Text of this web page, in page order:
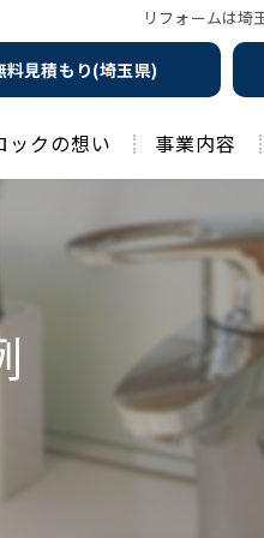
リフォームは埼
料見積もり(埼玉県)
ックの想い 事業内容
水回りリフォ